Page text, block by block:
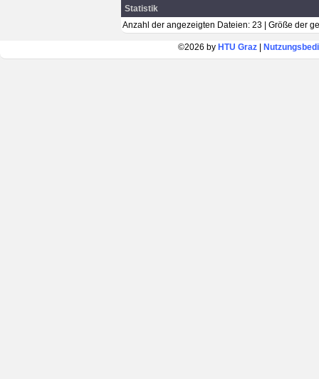
Statistik
Anzahl der angezeigten Dateien: 23 | Größe der
©2026 by HTU Graz|